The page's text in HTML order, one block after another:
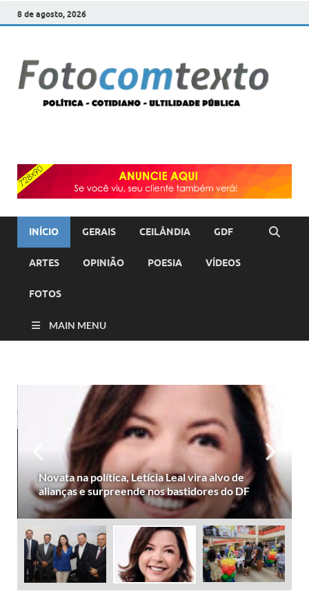
8 de agosto, 2026
INÍCIO GERAIS CEILÂNDIA GDF
ARTES OPINIÃO POESIA VÍDEOS
FOTOS
MAIN MENU
Novata na política, Letícia Leal vira alvo de
alianças e surpreende nos bastidores do DF